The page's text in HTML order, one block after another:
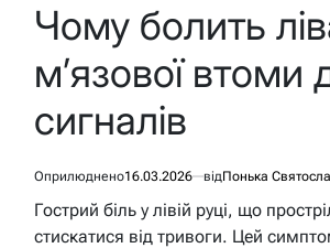
Чому болить
м’язової втоми
сигналів
Оприлюднено16.03.2026 відПонька
Гострий біль у лівій руці, що
стискатися від тривоги. Цей